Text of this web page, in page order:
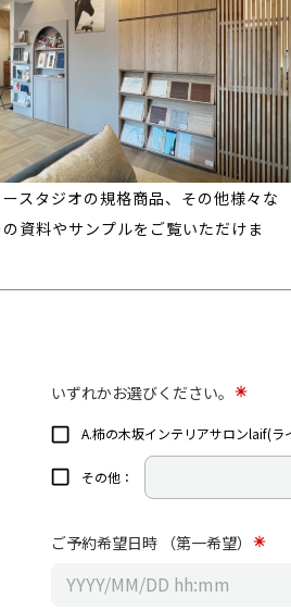
スタジオの規格商品、その他様々な
の資料やサンプルをご覧いただけま